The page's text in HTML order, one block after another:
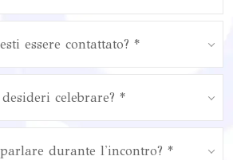
essere contattato? *
celebrare? *
durante l'incontro? *